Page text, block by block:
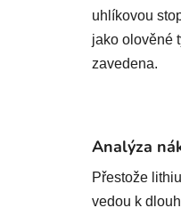
uhlíkovou
jako olověné
zavedena.
Analýza
Přestože
vedou k